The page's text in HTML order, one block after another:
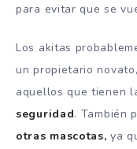
para evitar que se
Los akitas
un propietario
aquellos que tienen
seguridad. También
otras mascotas, ya